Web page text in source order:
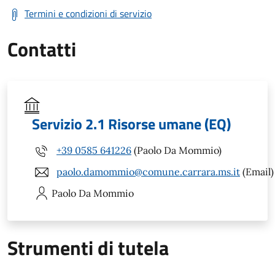
Termini e condizioni di servizio
Contatti
Servizio 2.1 Risorse umane (EQ)
+39 0585 641226 (Paolo Da Mommio)
paolo.damommio@comune.carrara.ms.it (Email)
Paolo Da Mommio
Strumenti di tutela